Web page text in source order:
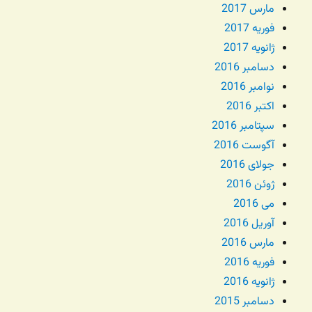
مارس 2017
فوریه 2017
ژانویه 2017
دسامبر 2016
نوامبر 2016
اکتبر 2016
سپتامبر 2016
آگوست 2016
جولای 2016
ژوئن 2016
می 2016
آوریل 2016
مارس 2016
فوریه 2016
ژانویه 2016
دسامبر 2015